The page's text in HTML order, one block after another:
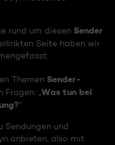
rund um diesen Sender
Seite haben wir
Themen Sender-
„ Was tun bei
“
Sendungen und
anbieten, also mit